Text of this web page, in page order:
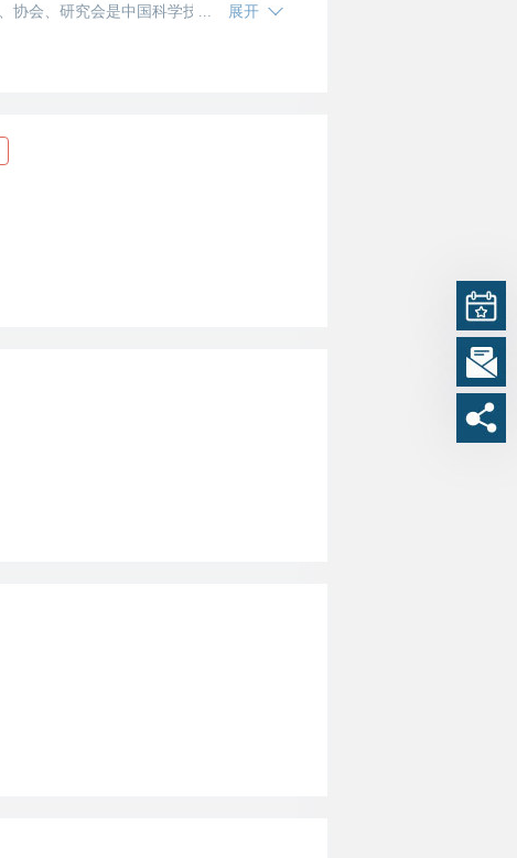
会、研究会是中国科学技术协会的团体会
体会员。县
展开